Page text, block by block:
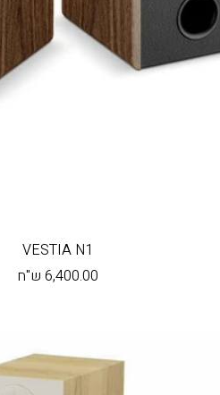
VESTIA N1
מחיר
6,400.00 ש"ח